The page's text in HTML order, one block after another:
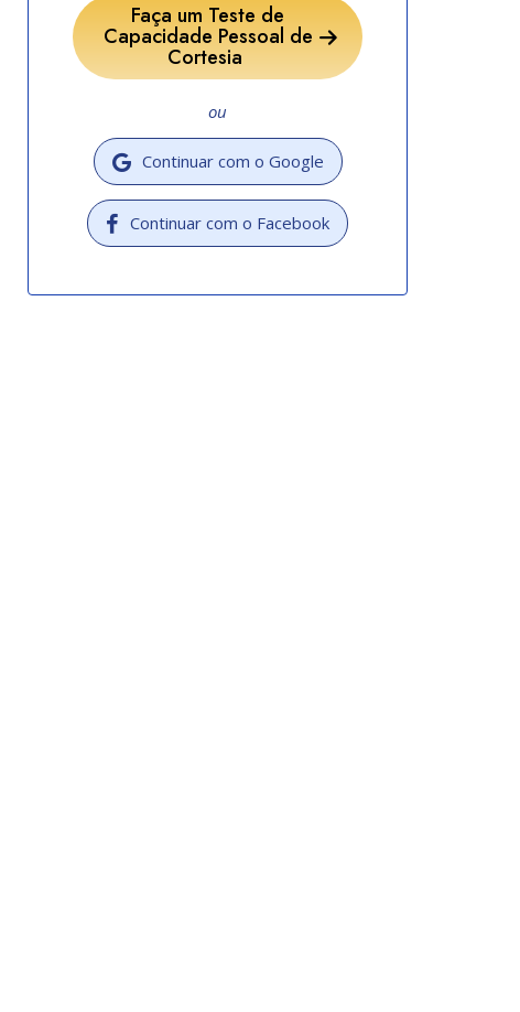
Faça um Teste de
Capacidade Pessoal de
Cortesia
ou
Continuar com o Google
Continuar com o Facebook